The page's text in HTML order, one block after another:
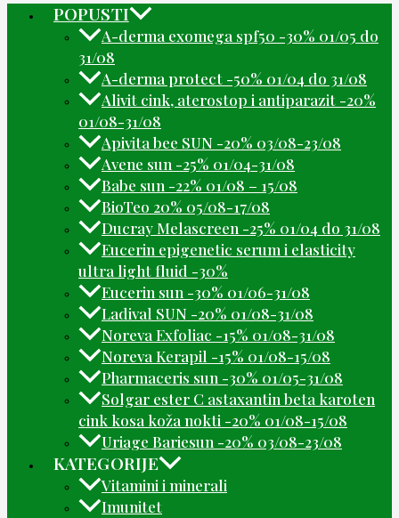
POPUSTI
A-derma exomega spf50 -30% 01/05 do
31/08
A-derma protect -50% 01/04 do 31/08
Alivit cink, aterostop i antiparazit -20%
01/08-31/08
Apivita bee SUN -20% 03/08-23/08
Avene sun -25% 01/04-31/08
Babe sun -22% 01/08 – 15/08
BioTeo 20% 05/08-17/08
Ducray Melascreen -25% 01/04 do 31/08
Eucerin epigenetic serum i elasticity
ultra light fluid -30%
Eucerin sun -30% 01/06-31/08
Ladival SUN -20% 01/08-31/08
Noreva Exfoliac -15% 01/08-31/08
Noreva Kerapil -15% 01/08-15/08
Pharmaceris sun -30% 01/05-31/08
Solgar ester C astaxantin beta karoten
cink kosa koža nokti -20% 01/08-15/08
Uriage Bariesun -20% 03/08-23/08
KATEGORIJE
Vitamini i minerali
Imunitet